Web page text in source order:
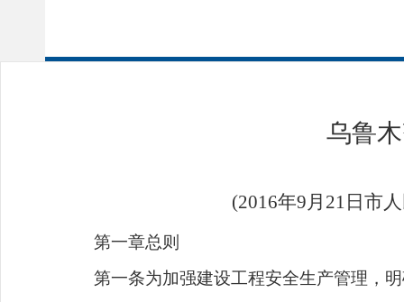
乌鲁
(2016年9月21日市
第一章总则
第一条为加强建设工程安全生产管理，